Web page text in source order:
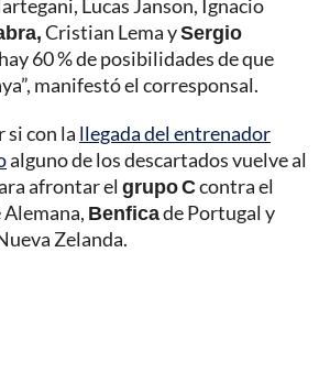
Lucas Janson, Ignacio
Cristian Lema ySergio
60 % de posibilidades de que
manifestó el corresponsal.
si con la llegada del entrenador
alguno de los descartados vuelve al
afrontar el grupo Ccontra el
Alemana, Benficade Portugal y
Zelanda.